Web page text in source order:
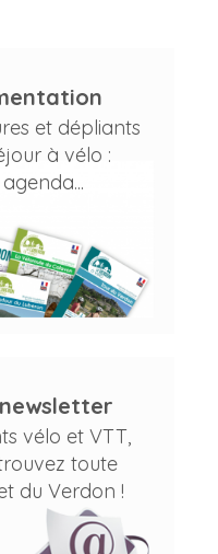
et dépliants
à vélo :
vélo et VTT,
toute
du Verdon !